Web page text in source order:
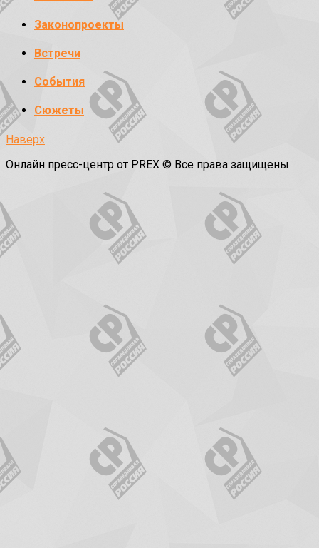
Законопроекты
Встречи
События
Сюжеты
Наверх
Онлайн пресс-центр от PREX © Все права защищены